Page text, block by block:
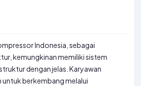
Indonesia, sebagai
kemungkinan memiliki sistem
dengan jelas. Karyawan
berkembang melalui